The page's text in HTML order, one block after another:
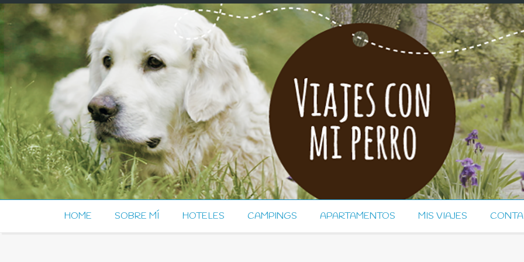
HOME SOBRE MÍ HOTELES CAMPINGS APARTAMENTOS MIS VIAJES